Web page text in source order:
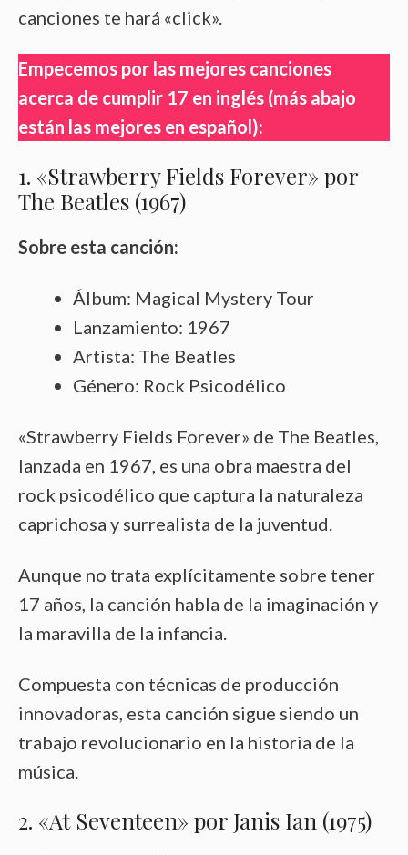
canciones te hará «click».
Empecemos por las mejores canciones
acerca de cumplir 17 en inglés (más abajo
están las mejores en español):
1. «Strawberry Fields Forever» por
The Beatles (1967)
Sobre esta canción:
Álbum: Magical Mystery Tour
Lanzamiento: 1967
Artista: The Beatles
Género: Rock Psicodélico
«Strawberry Fields Forever» de The Beatles,
lanzada en 1967, es una obra maestra del
rock psicodélico que captura la naturaleza
caprichosa y surrealista de la juventud.
Aunque no trata explícitamente sobre tener
17 años, la canción habla de la imaginación y
la maravilla de la infancia.
Compuesta con técnicas de producción
innovadoras, esta canción sigue siendo un
trabajo revolucionario en la historia de la
música.
2. «At Seventeen» por Janis Ian (1975)